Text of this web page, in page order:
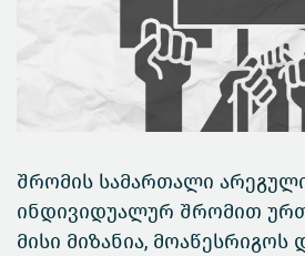
შრომის სამართალი
ინდივიდუალურ შრომით
მისი მიზანია, მოაწესრიგოს